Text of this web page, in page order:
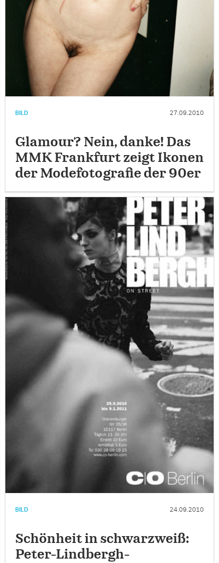
BILD 27.09.2010
Glamour? Nein, danke! Das
MMK Frankfurt zeigt Ikonen
der Modefotografie der 90er
BILD 24.09.2010
Schönheit in schwarzweiß:
Peter-Lindbergh-